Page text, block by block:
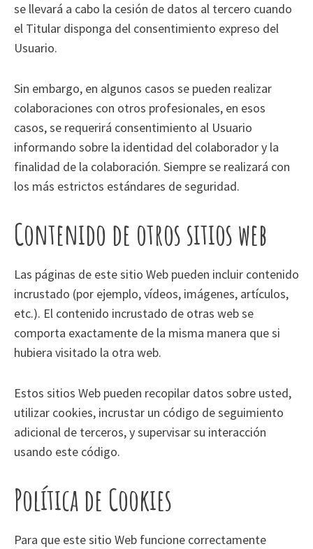
se llevará a cabo la cesión de datos al tercero cuando
el Titular disponga del consentimiento expreso del
Usuario.
Sin embargo, en algunos casos se pueden realizar
colaboraciones con otros profesionales, en esos
casos, se requerirá consentimiento al Usuario
informando sobre la identidad del colaborador y la
finalidad de la colaboración. Siempre se realizará con
los más estrictos estándares de seguridad.
Contenido de otros sitios web
Las páginas de este sitio Web pueden incluir contenido
incrustado (por ejemplo, vídeos, imágenes, artículos,
etc.). El contenido incrustado de otras web se
comporta exactamente de la misma manera que si
hubiera visitado la otra web.
Estos sitios Web pueden recopilar datos sobre usted,
utilizar cookies, incrustar un código de seguimiento
adicional de terceros, y supervisar su interacción
usando este código.
Política de Cookies
Para que este sitio Web funcione correctamente